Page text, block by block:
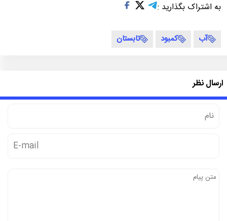
به اشتراک بگذارید :
آب کمبود تابستان
ارسال نظر